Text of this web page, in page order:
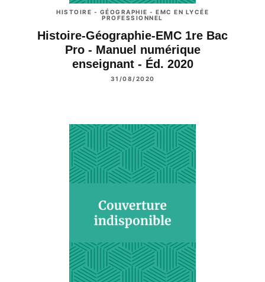
HISTOIRE - GÉOGRAPHIE - EMC EN LYCÉE
PROFESSIONNEL
Histoire-Géographie-EMC 1re Bac
Pro - Manuel numérique
enseignant - Éd. 2020
31/08/2020